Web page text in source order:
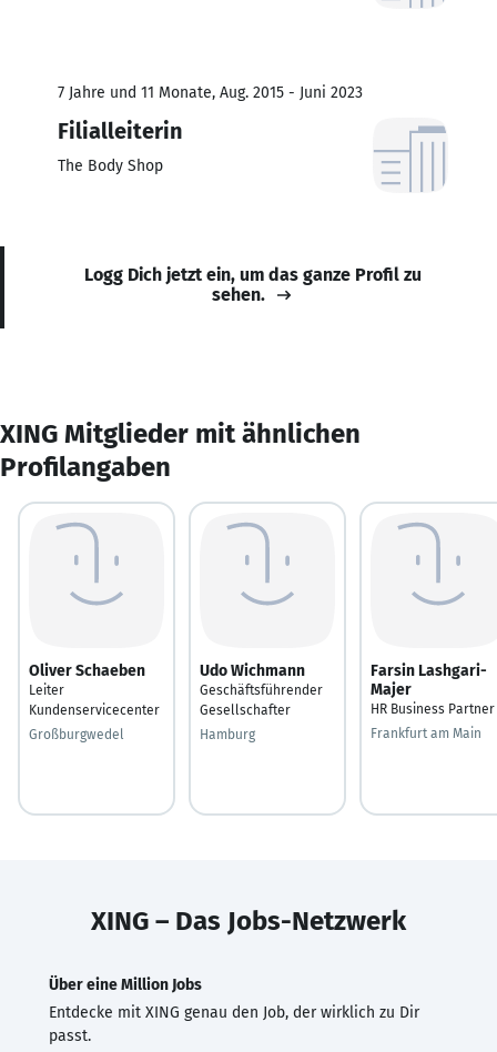
7 Jahre und 11 Monate, Aug. 2015 - Juni 2023
Filialleiterin
The Body Shop
Logg Dich jetzt ein, um das ganze Profil zu
sehen.
XING Mitglieder mit ähnlichen
Profilangaben
Oliver Schaeben
Leiter
Kundenservicecenter
Großburgwedel
Udo Wichmann
Geschäftsführender
Gesellschafter
Hamburg
Farsin Lashgari-
Majer
HR Business Partner
Frankfurt am Main
XING – Das Jobs-Netzwerk
Über eine Million Jobs
Entdecke mit XING genau den Job, der wirklich zu Dir
passt.